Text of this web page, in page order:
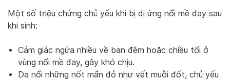
Một số triệu chứng chủ yếu khi bị dị ứng nổi mề đay sau
khi sinh:
Cảm giác ngứa nhiều về ban đêm hoặc chiều tối ở
vùng nổi mề đay, gây khó chịu.
Da nổi những nốt mẩn đỏ như vết muỗi đốt, chủ yếu